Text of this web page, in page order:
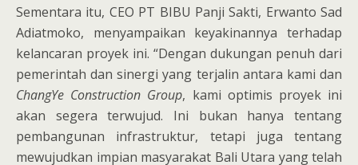
Sementara itu, CEO PT BIBU Panji Sakti, Erwanto Sad
Adiatmoko, menyampaikan keyakinannya terhadap
kelancaran proyek ini. “Dengan dukungan penuh dari
pemerintah dan sinergi yang terjalin antara kami dan
ChangYe Construction Group, kami optimis proyek ini
akan segera terwujud. Ini bukan hanya tentang
pembangunan infrastruktur, tetapi juga tentang
mewujudkan impian masyarakat Bali Utara yang telah